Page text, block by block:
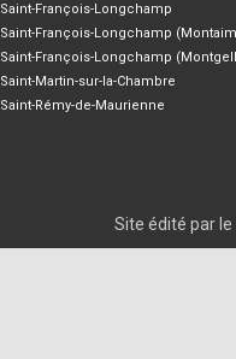
Saint-François-Longchamp
Saint-François-Longchamp
Saint-François-Longchamp
Saint-Martin-sur-la-Chambre
Saint-Rémy-de-Maurienne
Site édité par